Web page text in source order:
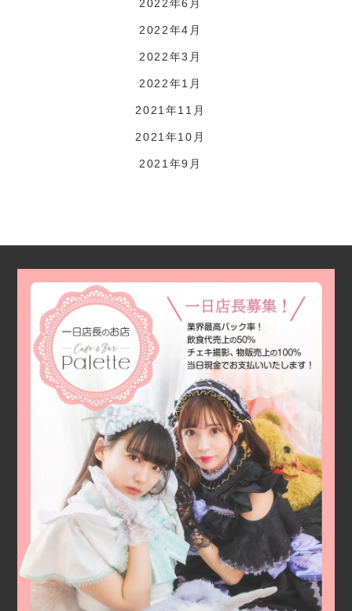
2022年6月
2022年4月
2022年3月
2022年1月
2021年11月
2021年10月
2021年9月